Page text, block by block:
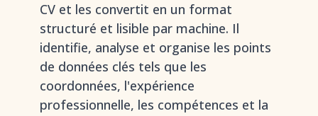
CV et les convertit en un format
structuré et lisible par machine. Il
identifie, analyse et organise les points
de données clés tels que les
coordonnées, l'expérience
professionnelle, les compétences et la